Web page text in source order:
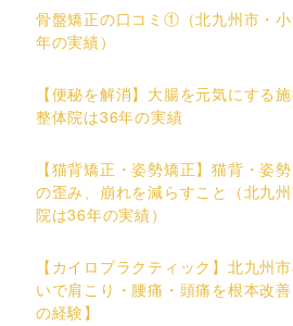
骨盤矯正の口コミ①（北九州市・
年の実績）
【便秘を解消】大腸を元気にする
整体院は36年の実績
【猫背矯正・姿勢矯正】猫背・姿
の歪み、崩れを減らすこと（北九
院は36年の実績）
【カイロプラクティック】北九州
いで肩こり・腰痛・頭痛を根本改
の経験】